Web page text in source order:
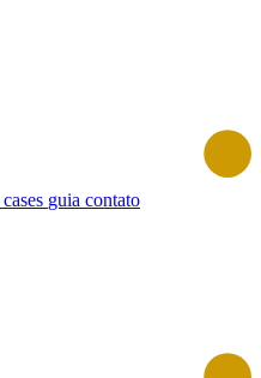
cases guia contato